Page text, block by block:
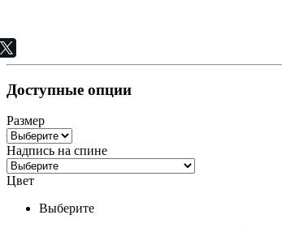
Доступные опции
Размер
Надпись на спине
Цвет
Выберите